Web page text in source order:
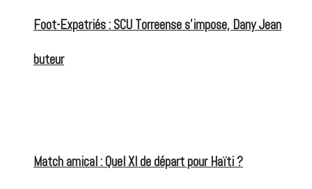
Match amical : Quel XI de départ pour Haïti ?
Foot-Expatriés : SCU Torreense s’impose, Dany Jean
buteur